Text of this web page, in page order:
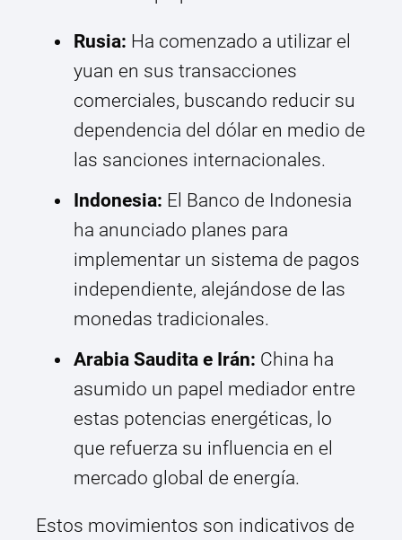
Rusia: Ha comenzado a utilizar el
yuan en sus transacciones
comerciales, buscando reducir su
dependencia del dólar en medio de
las sanciones internacionales.
Indonesia: El Banco de Indonesia
ha anunciado planes para
implementar un sistema de pagos
independiente, alejándose de las
monedas tradicionales.
Arabia Saudita e Irán: China ha
asumido un papel mediador entre
estas potencias energéticas, lo
que refuerza su influencia en el
mercado global de energía.
Estos movimientos son indicativos de